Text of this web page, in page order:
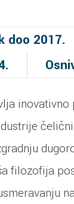
doo 2017.
filozofija